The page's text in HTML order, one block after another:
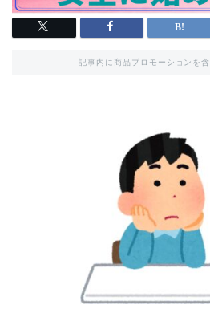
記事内に商品プロモーションを